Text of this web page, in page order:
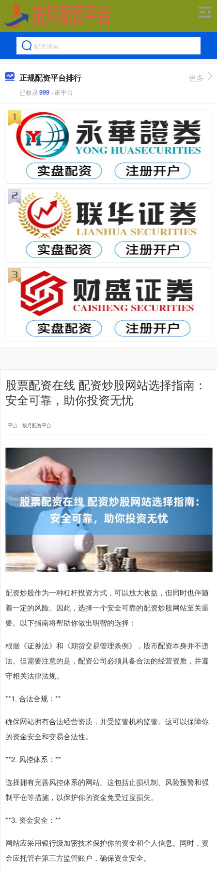
正规配资平台排行
已收录999+家平台
更多
股票配资在线 配资炒股网站选择指南：
安全可靠，助你投资无忧
平台：按月配资平台
配资炒股作为一种杠杆投资方式，可以放大收益，但同时也伴随
着一定的风险。因此，选择一个安全可靠的配资炒股网站至关重
要。以下指南将帮助你做出明智的选择：
根据《证券法》和《期货交易管理条例》，股市配资本身并不违
法。但需要注意的是，配资公司必须具备合法的经营资质，并遵
守相关法律法规。
**1. 合法合规：**
确保网站拥有合法经营资质，并受监管机构监管。这可以保障你
的资金安全和交易合法性。
**2. 风控体系：**
选择拥有完善风控体系的网站。这包括止损机制、风险预警和强
制平仓等措施，以保护你的资金免受过度损失。
**3. 资金安全：**
网站应采用银行级加密技术保护你的资金和个人信息。同时，资
金应托管在第三方监管账户，确保资金安全。